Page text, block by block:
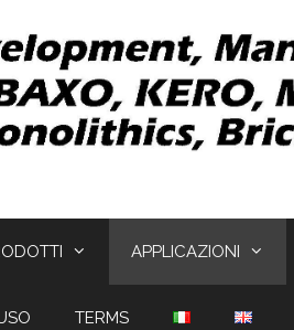
APPLICAZIONI
TERMS